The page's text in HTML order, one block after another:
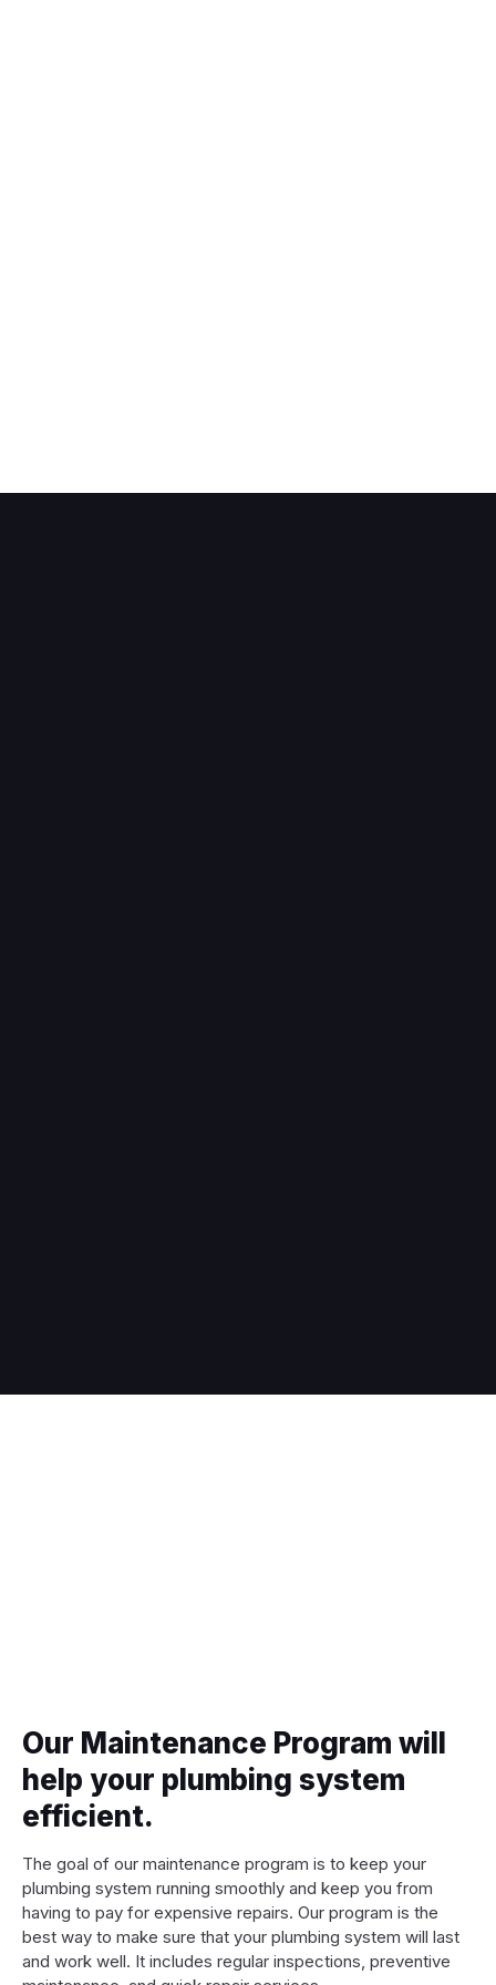
Our Maintenance Program will
help your plumbing system
efficient.
The goal of our maintenance program is to keep your
plumbing system running smoothly and keep you from
having to pay for expensive repairs. Our program is the
best way to make sure that your plumbing system will last
and work well. It includes regular inspections, preventive